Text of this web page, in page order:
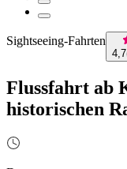
Sightseeing-Fahrten
4,7
Flussfahrt ab
historischen